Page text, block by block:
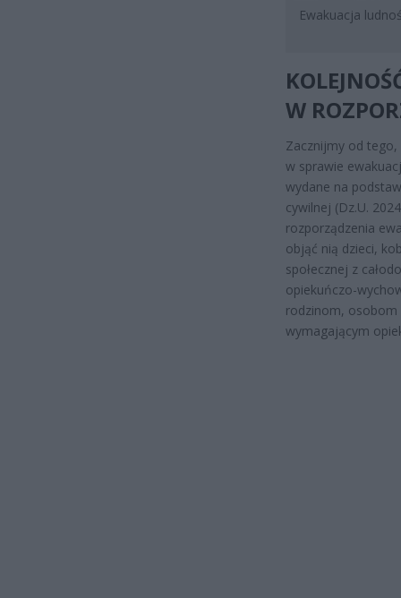
Ewakuacja
W
Zacznijmy od
w sprawie
wydane na
cywilnej (Dz.U.
rozporządzenia
objąć nią dzieci,
społecznej z
opiekuńczo-
rodzinom, osobom
wymagającym